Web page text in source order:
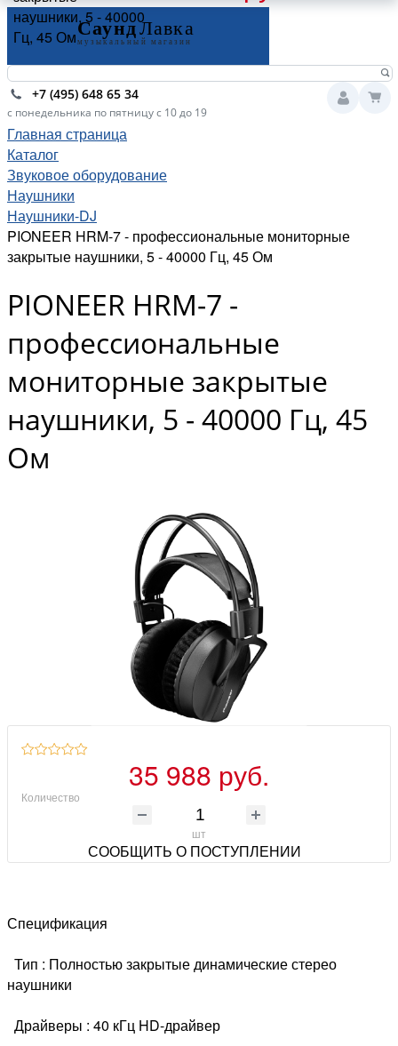
+7 (495) 648 65 34
с понедельника по пятницу с 10 до 19
Главная страница
Каталог
Звуковое оборудование
Наушники
Наушники-DJ
PIONEER HRM-7 - профессиональные мониторные
закрытые наушники, 5 - 40000 Гц, 45 Ом
PIONEER HRM-7 -
профессиональные
мониторные закрытые
наушники, 5 - 40000 Гц, 45
Ом
35 988 руб.
Количество
шт
СООБЩИТЬ О ПОСТУПЛЕНИИ
Спецификация
Тип : Полностью закрытые динамические стерео
наушники
Драйверы : 40 кГц HD-драйвер
наушники, 5 - 40000
Гц, 45 Ом